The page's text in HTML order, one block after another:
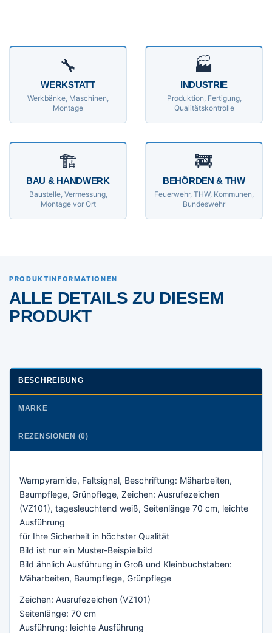
🔧
WERKSTATT
Werkbänke, Maschinen,
Montage
🏭
INDUSTRIE
Produktion, Fertigung,
Qualitätskontrolle
🏗
BAU & HANDWERK
Baustelle, Vermessung,
Montage vor Ort
🚒
BEHÖRDEN & THW
Feuerwehr, THW, Kommunen,
Bundeswehr
PRODUKTINFORMATIONEN
ALLE DETAILS ZU DIESEM
PRODUKT
BESCHREIBUNG
MARKE
REZENSIONEN (0)
Warnpyramide, Faltsignal, Beschriftung: Mäharbeiten,
Baumpflege, Grünpflege, Zeichen: Ausrufezeichen
(VZ101), tagesleuchtend weiß, Seitenlänge 70 cm, leichte
Ausführung
für Ihre Sicherheit in höchster Qualität
Bild ist nur ein Muster-Beispielbild
Bild ähnlich Ausführung in Groß und Kleinbuchstaben:
Mäharbeiten, Baumpflege, Grünpflege
Zeichen: Ausrufezeichen (VZ101)
Seitenlänge: 70 cm
Ausführung: leichte Ausführung